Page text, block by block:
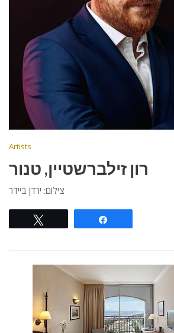
Artists
רון זילברשטיין, טנור
צילום: ירדן ביידר